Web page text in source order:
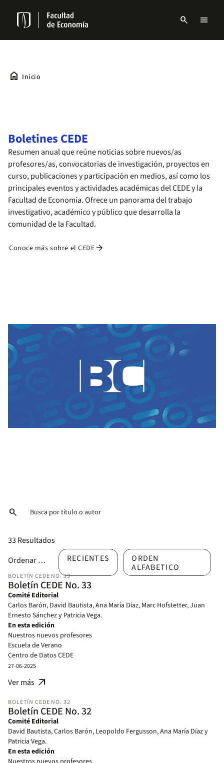
contenido
principal
Navbar
search menu
home Inicio
Boletines CEDE
Resumen anual que reúne noticias sobre nuevos/as
profesores/as, convocatorias de investigación, proyectos en
curso, publicaciones y participación en medios, así como los
principales eventos y actividades académicas del CEDE y la
Facultad de Economía. Ofrece un panorama del trabajo
investigativo, académico y público que desarrolla la
comunidad de la Facultad.
Conoce más sobre el CEDE arrow_forward
search
33 Resultados
Ordenar por
RECIENTES
ORDEN
ALFABETICO
BOLETÍN CEDE NO. 33
Boletín CEDE No. 33
Comité Editorial
Carlos Barón, David Bautista, Ana María Diaz, Marc Hofstetter, Juan
Ernesto Sánchez y Patricia Vega.
En esta edición
Nuestros nuevos profesores
Escuela de Verano
Centro de Datos CEDE
Académicos al servicio de la sociedad
Otras actividades de nuestros profesores
Publicaciones CEDE
Publicaciones
Proyectos de investigación y consultoría CEDE y CESED
Participación de nuestros profesores en seminarios y conferencias
Redes profesionales a las que pertenecemos
Evaluaciones para revistas académicas en las hemos sido pares
27-06-2025
Ver más arrow_outward
BOLETÍN CEDE NO. 32
Boletín CEDE No. 32
Comité Editorial
David Bautista, Carlos Barón, Leopoldo Fergusson, Ana María Díaz y
Patricia Vega.
En esta edición